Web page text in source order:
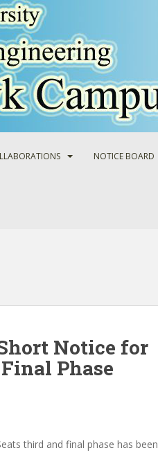
NOTICE BOARD
Notice for
Phase
third and final phase has been